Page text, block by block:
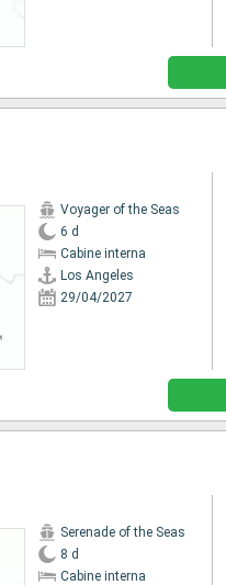
Voyager of the Seas
6 d
Cabine interna
Los Angeles
29/04/2027
Serenade of the Seas
8 d
Cabine interna